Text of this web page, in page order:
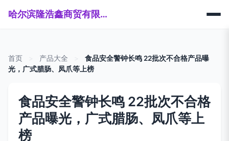
哈尔滨隆浩鑫商贸有限公司
首页 产品大全
食品安全警钟长鸣 22批次不合格产品曝
光，广式腊肠、凤爪等上榜
食品安全警钟长鸣 22批次不合格
产品曝光，广式腊肠、凤爪等上
榜